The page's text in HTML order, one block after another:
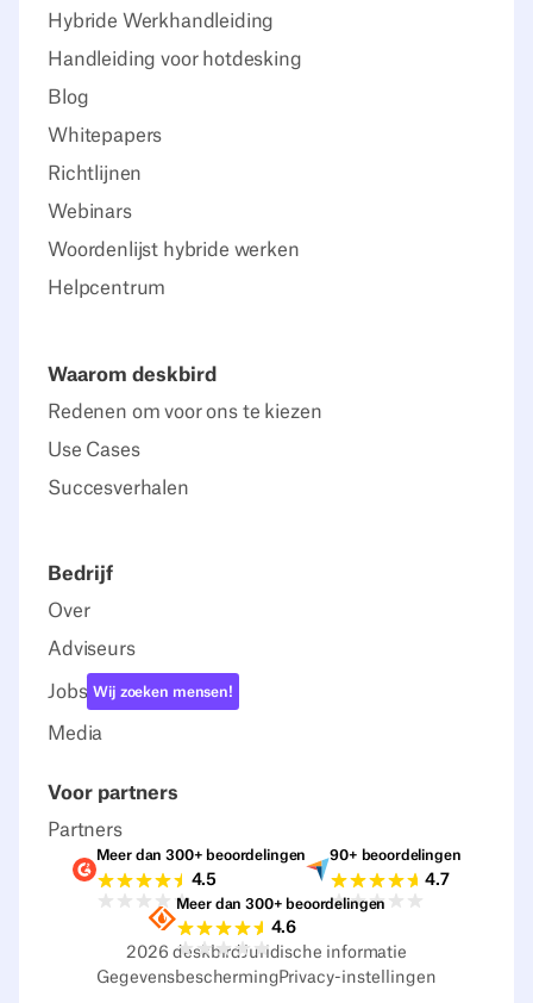
Hybride Werkhandleiding
Handleiding voor hotdesking
Blog
Whitepapers
Richtlijnen
Webinars
Woordenlijst hybride werken
Helpcentrum
Waarom deskbird
Redenen om voor ons te kiezen
Use Cases
Succesverhalen
Bedrijf
Over
Adviseurs
Jobs Wij zoeken mensen!
Media
Voor partners
Partners
Beoordelingen G2
Meer dan 300+ beoordelingen
4.5
Beoordelingen
90+ beoordelingen
4.7
Beoordelingen Sourceforge
Meer dan 300+ beoordelingen
4.6
2026 deskbirdJuridische informatie
GegevensbeschermingPrivacy-instellingen